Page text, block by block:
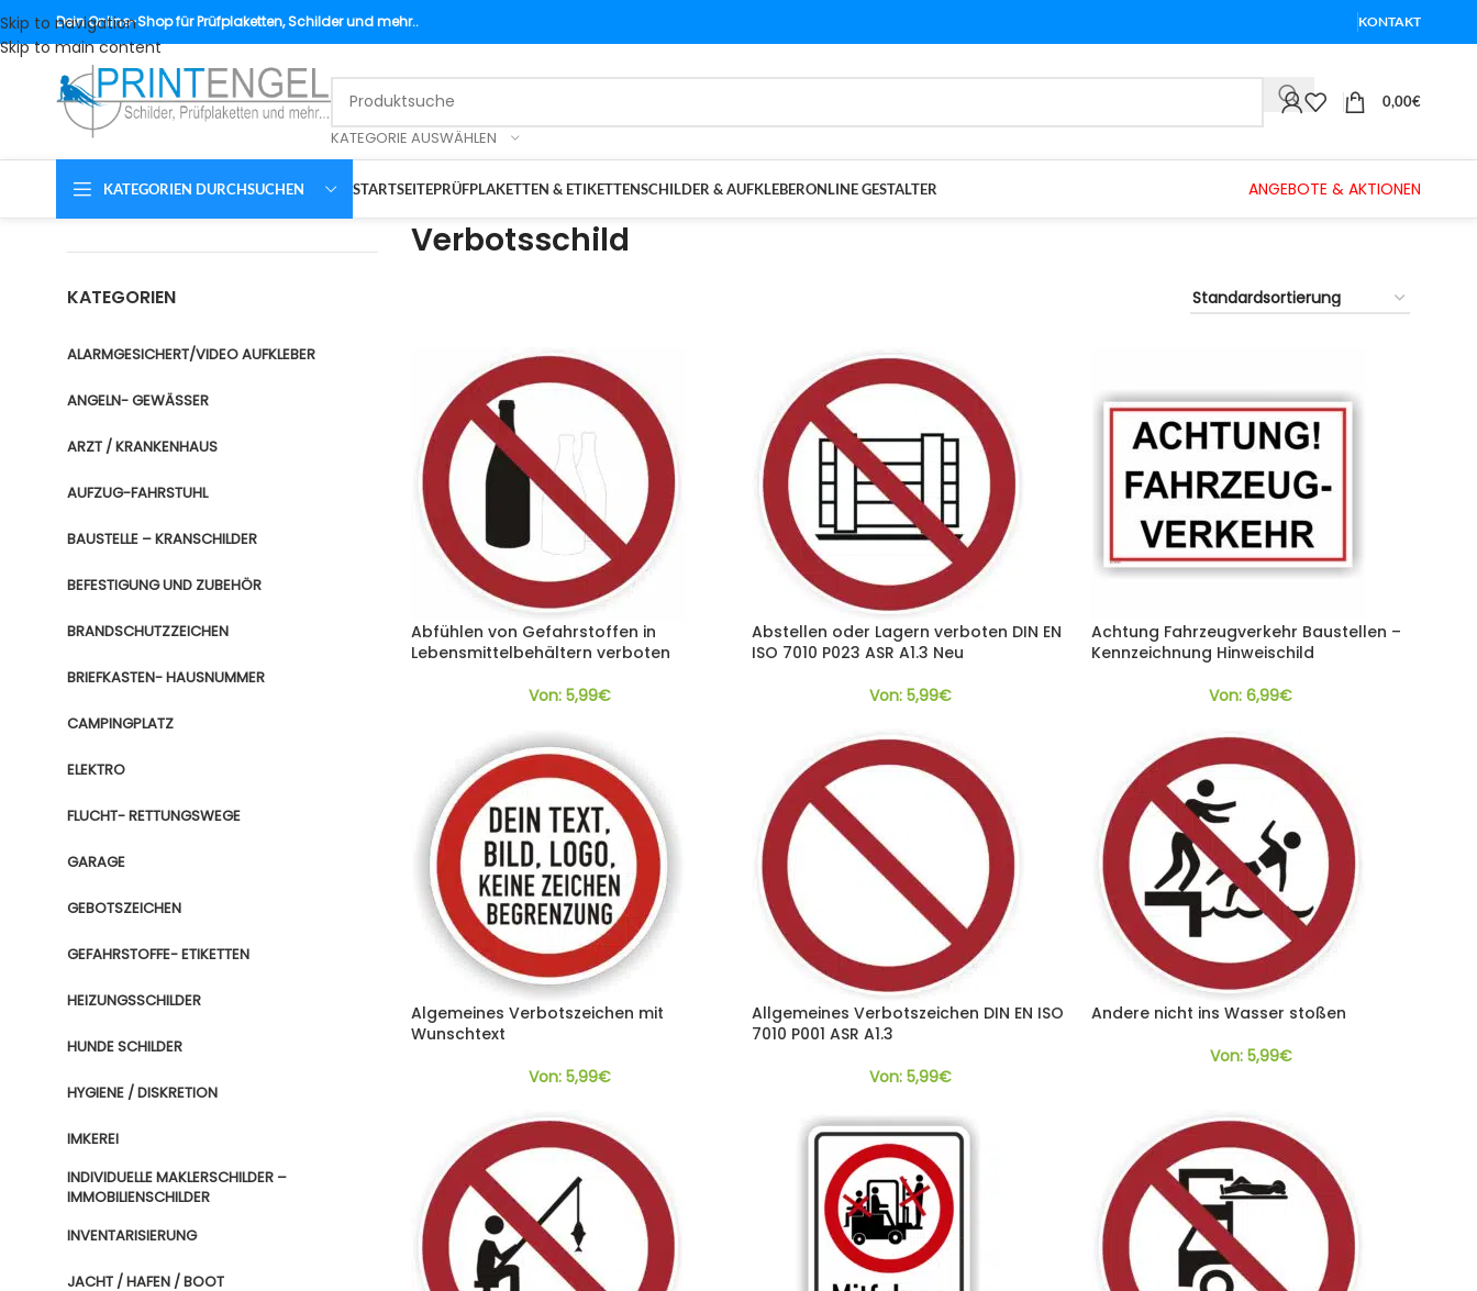
Skip to navigation
Skip to main content
DeinOnline-Shop für Prüfplaketten, Schilder und mehr.. KONTAKT
KATEGORIE AUSWÄHLEN
0,00€
KATEGORIEN DURCHSUCHEN STARTSEITEPRÜFPLAKETTEN & ETIKETTENSCHILDER & AUFKLEBERONLINE GESTALTER ANGEBOTE & AKTIONEN
KATEGORIEN
ALARMGESICHERT/VIDEO AUFKLEBER
ANGELN- GEWÄSSER
ARZT / KRANKENHAUS
AUFZUG-FAHRSTUHL
BAUSTELLE – KRANSCHILDER
BEFESTIGUNG UND ZUBEHÖR
BRANDSCHUTZZEICHEN
BRIEFKASTEN- HAUSNUMMER
CAMPINGPLATZ
ELEKTRO
FLUCHT- RETTUNGSWEGE
GARAGE
GEBOTSZEICHEN
GEFAHRSTOFFE- ETIKETTEN
HEIZUNGSSCHILDER
HUNDE SCHILDER
HYGIENE / DISKRETION
IMKEREI
INDIVIDUELLE MAKLERSCHILDER –
IMMOBILIENSCHILDER
INVENTARISIERUNG
JACHT / HAFEN / BOOT
Verbotsschild
Abfühlen von Gefahrstoffen in
Lebensmittelbehältern verboten
Von:5,99€
Abstellen oder Lagern verboten DIN EN
ISO 7010 P023 ASR A1.3 Neu
Von: 5,99€
Achtung Fahrzeugverkehr Baustellen –
Kennzeichnung Hinweischild
Von:6,99€
Algemeines Verbotszeichen mit
Wunschtext
Von:5,99€
Allgemeines Verbotszeichen DIN EN ISO
7010 P001 ASR A1.3
Von: 5,99€
Andere nicht ins Wasser stoßen
Von: 5,99€